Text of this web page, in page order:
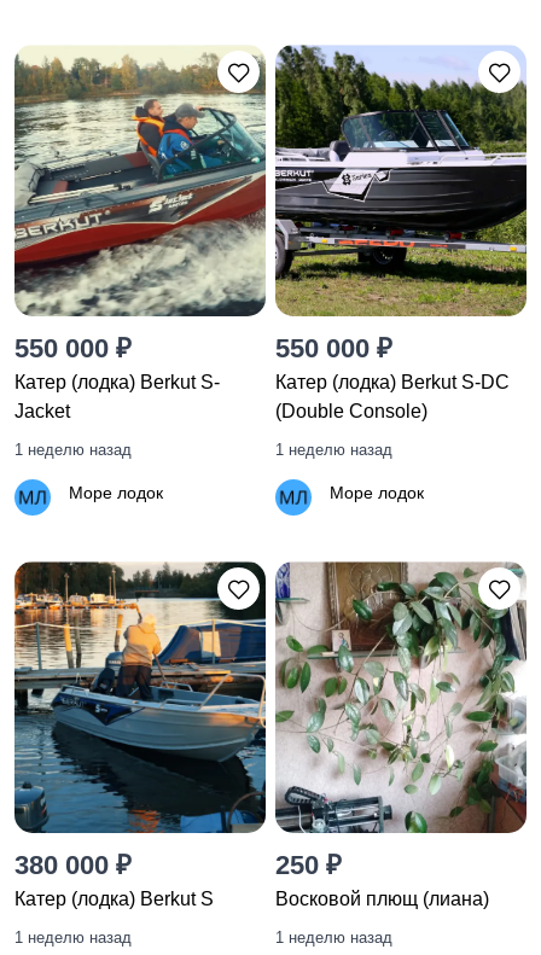
550 000 ₽
Катер (лодка) Berkut S-
Jacket
1 неделю назад
Море лодок
550 000 ₽
Катер (лодка) Berkut S-DC
(Double Console)
1 неделю назад
Море лодок
380 000 ₽
Катер (лодка) Berkut S
1 неделю назад
250 ₽
Восковой плющ (лиана)
1 неделю назад